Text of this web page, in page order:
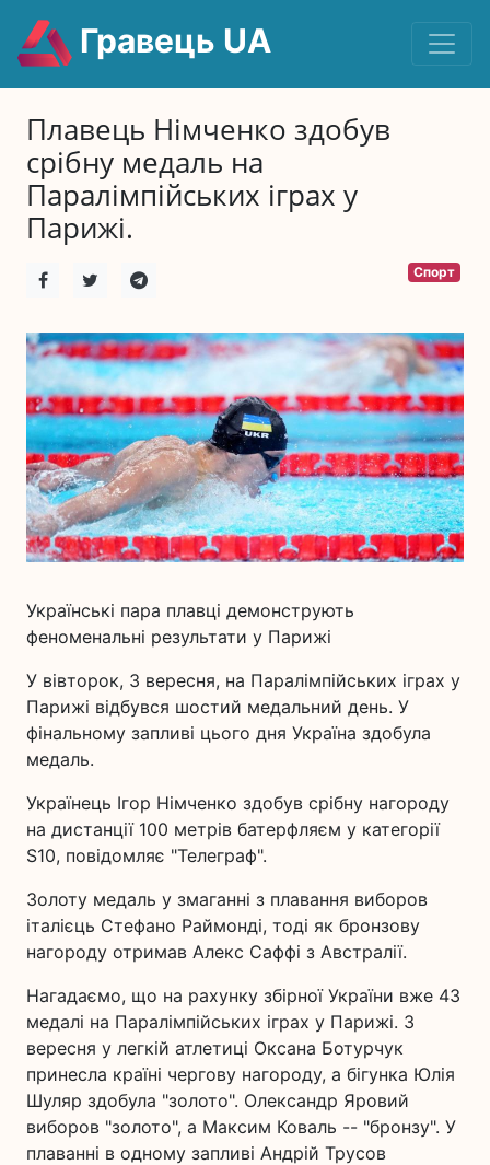
Гравець UA
Плавець Німченко здобув
срібну медаль на
Паралімпійських іграх у
Парижі.
Спорт
Українські пара плавці демонструють
феноменальні результати у Парижі
У вівторок, 3 вересня, на Паралімпійських іграх у
Парижі відбувся шостий медальний день. У
фінальному запливі цього дня Україна здобула
медаль.
Українець Ігор Німченко здобув срібну нагороду
на дистанції 100 метрів батерфляєм у категорії
S10, повідомляє "Телеграф".
Золоту медаль у змаганні з плавання виборов
італієць Стефано Раймонді, тоді як бронзову
нагороду отримав Алекс Саффі з Австралії.
Нагадаємо, що на рахунку збірної України вже 43
медалі на Паралімпійських іграх у Парижі. 3
вересня у легкій атлетиці Оксана Ботурчук
принесла країні чергову нагороду, а бігунка Юлія
Шуляр здобула "золото". Олександр Яровий
виборов "золото", а Максим Коваль -- "бронзу". У
плаванні в одному запливі Андрій Трусов